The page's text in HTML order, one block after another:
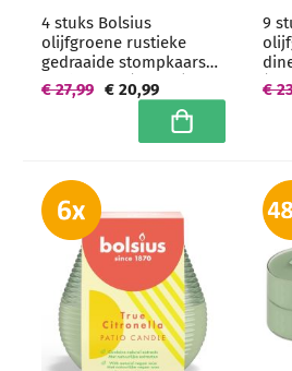
4 stuks Bolsius
olijfgroene rustieke
gedraaide stompkaarsen
130/68 mm (60 uur) -
grootverpakking
€ 20,99
€ 27,99
In winkelwagen
9
(15
€